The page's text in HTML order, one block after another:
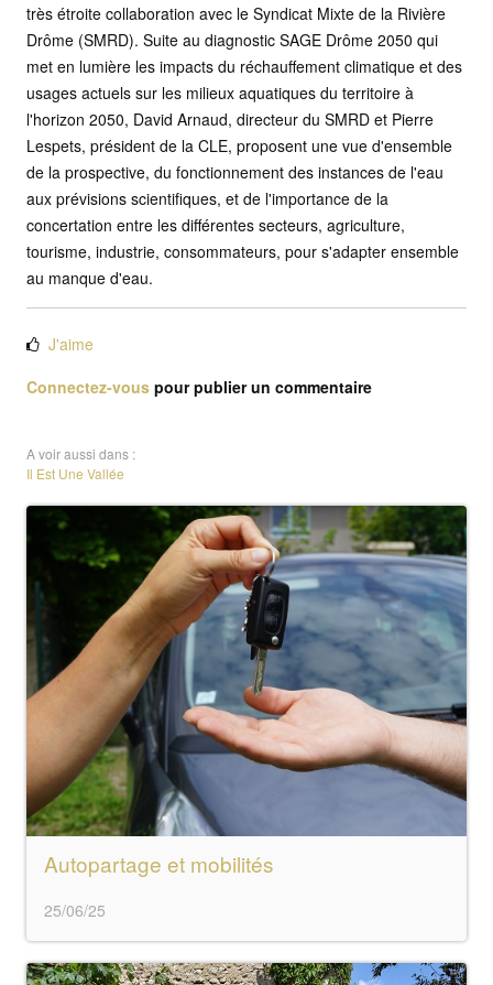
très étroite collaboration avec le Syndicat Mixte de la Rivière
Drôme (SMRD). Suite au diagnostic SAGE Drôme 2050 qui
met en lumière les impacts du réchauffement climatique et des
usages actuels sur les milieux aquatiques du territoire à
l'horizon 2050, David Arnaud, directeur du SMRD et Pierre
Lespets, président de la CLE, proposent une vue d'ensemble
de la prospective, du fonctionnement des instances de l'eau
aux prévisions scientifiques, et de l'importance de la
concertation entre les différentes secteurs, agriculture,
tourisme, industrie, consommateurs, pour s'adapter ensemble
au manque d'eau.
J'aime
Connectez-vous pour publier un commentaire
A voir aussi dans :
Il Est Une Vallée
Autopartage et mobilités
25/06/25